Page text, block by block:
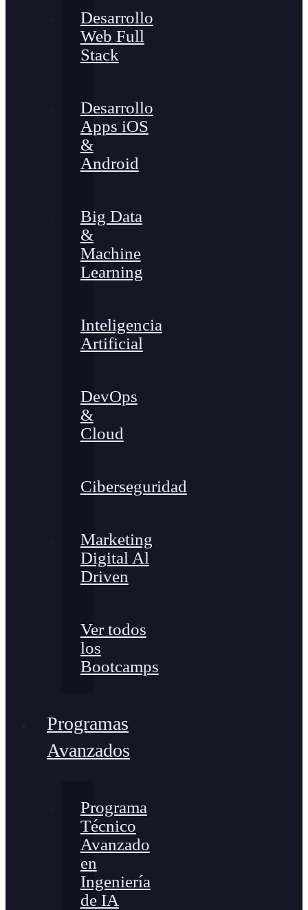
Desarrollo
Web Full
Stack
Desarrollo
Apps iOS
&
Android
Big Data
&
Machine
Learning
Inteligencia
Artificial
DevOps
&
Cloud
Ciberseguridad
Marketing
Digital Al
Driven
Ver todos
los
Bootcamps
Programas
Avanzados
Programa
Técnico
Avanzado
en
Ingeniería
de IA